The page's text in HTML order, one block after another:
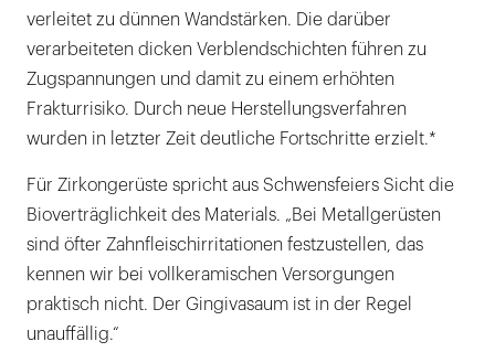
verleitet zu dünnen Wandstärken. Die darüber
verarbeiteten dicken Verblendschichten führen zu
Zugspannungen und damit zu einem erhöhten
Frakturrisiko. Durch neue Herstellungsverfahren
wurden in letzter Zeit deutliche Fortschritte erzielt.*
Für Zirkongerüste spricht aus Schwensfeiers Sicht die
Bioverträglichkeit des Materials. „Bei Metallgerüsten
sind öfter Zahnfleischirritationen festzustellen, das
kennen wir bei vollkeramischen Versorgungen
praktisch nicht. Der Gingivasaum ist in der Regel
unauffällig.“